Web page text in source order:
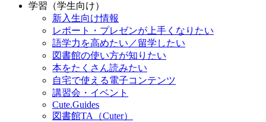
学習（学生向け）
新入生向け情報
レポート・プレゼンが上手くなりたい
語学力を高めたい／留学したい
図書館の使い方が知りたい
本をたくさん読みたい
自宅で使える電子コンテンツ
講習会・イベント
Cute.Guides
図書館TA（Cuter）